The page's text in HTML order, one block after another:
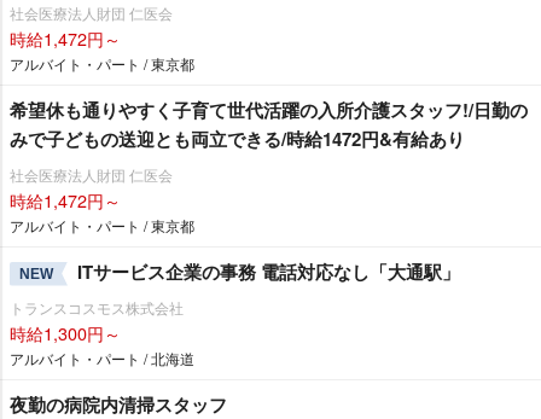
社会医療法人財団 仁医会
時給1,472円～
アルバイト・パート / 東京都
希望休も通りやすく子育て世代活躍の入所介護スタッフ!/日勤の
みで子どもの送迎とも両立できる/時給1472円&有給あり
社会医療法人財団 仁医会
時給1,472円～
アルバイト・パート / 東京都
NEW ITサービス企業の事務 電話対応なし「大通駅」
トランスコスモス株式会社
時給1,300円～
アルバイト・パート / 北海道
夜勤の病院内清掃スタッフ